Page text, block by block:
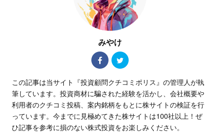
みやけ
この記事は当サイト『投資顧問クチコミポリス』の管理人が執
筆しています。投資商材に騙された経験を活かし、会社概要や
利用者のクチコミ投稿、案内銘柄をもとに株サイトの検証を行
っています。今までに見極めてきた株サイトは100社以上！ぜ
ひ記事を参考に損のない株式投資をお楽しみください。